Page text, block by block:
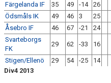
Färgelanda IF
35 49 -14
26
Ödsmåls IK
49 46 3
25
Åsebro IF
46 67 -21
24
Svarteborgs
FK
29 62 -33 16
Stigen/Ellenö 29 54 -25
14
Div4 2013